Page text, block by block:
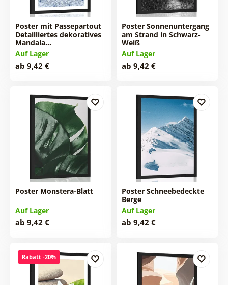
Poster mit Passepartout
Detailliertes dekoratives
Mandala…
Auf Lager
ab 9,42 €
Poster Sonnenuntergang
am Strand in Schwarz-
Weiß
Auf Lager
ab 9,42 €
Poster Monstera-Blatt
Auf Lager
ab 9,42 €
Poster Schneebedeckte
Berge
Auf Lager
ab 9,42 €
Rabatt -20%